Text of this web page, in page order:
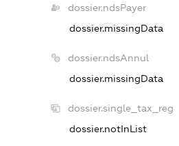
dossier.ndsPayer
dossier.missingData
dossier.ndsAnnul
dossier.missingData
dossier.single_tax_reg
dossier.notInList